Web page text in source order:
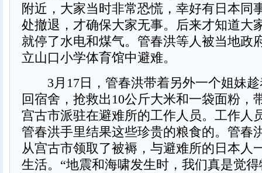
附近，大家当时非常恐慌，幸好有日本同
处撤退，才确保大家无事。后来才知道大
就停了水电和煤气。管春洪等人被当地政
立山口小学体育馆中避难。
3月17日，管春洪带着另外一个姐妹趁
回宿舍，抢救出10公斤大米和一袋面粉，
宫古市派驻在避难所的工作人员。工作人
管春洪手里结果这些珍贵的粮食的。管春
从宫古市领取了被褥，与避难所的日本人
生活。“地震和海啸发生时，我们真是觉